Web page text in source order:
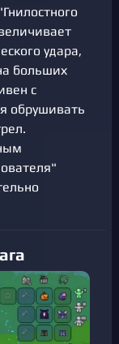
удара,
больших
с
обрушивать